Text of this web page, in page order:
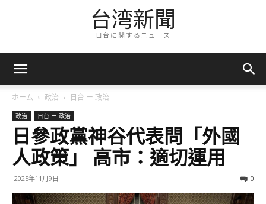
台湾新聞
日台に関するニュース
ホーム 政治 日台 ー 政治
政治 日台 ー 政治
日參政黨神谷代表問「外國
人政策」 高市：適切運用
2025年11月9日 0